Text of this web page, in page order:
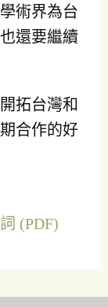
術界為台
還要繼續
拓台灣和
合作的好
(PDF)